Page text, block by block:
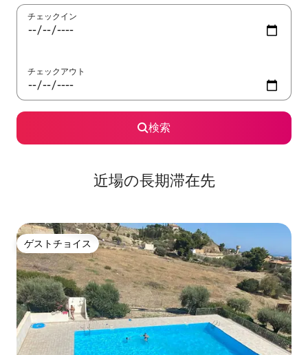
チェックイン
チェックアウト
検索
近場の長期滞在先
ゲストチョイス
ゲストチョイス